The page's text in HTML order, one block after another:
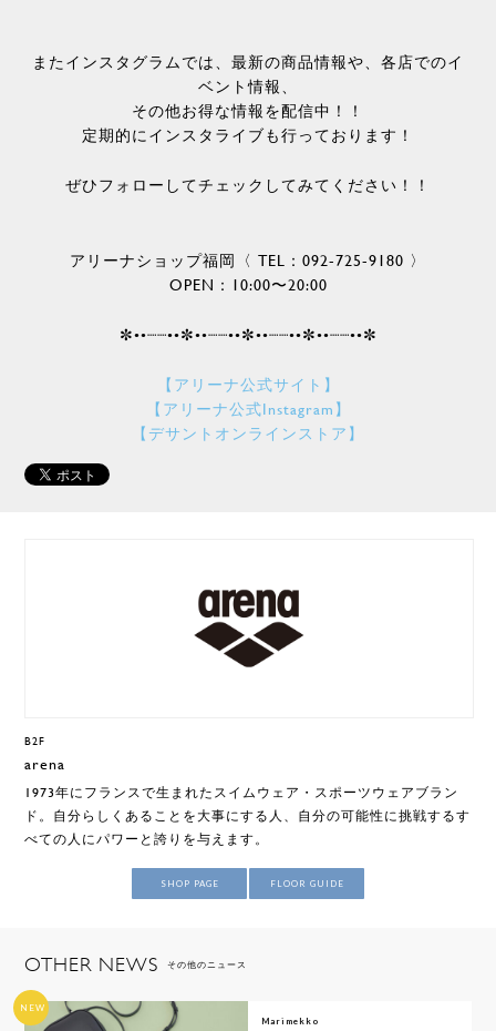
またインスタグラムでは、最新の商品情報や、各店でのイ
ベント情報、
その他お得な情報を配信中！！
定期的にインスタライブも行っております！
ぜひフォローしてチェックしてみてください！！
アリーナショップ福岡〈 TEL：092-725-9180 〉
OPEN：10:00〜20:00
✼••┈┈••✼••┈┈••✼••┈┈••✼••┈┈••✼
【アリーナ公式サイト】
【アリーナ公式Instagram】
【デサントオンラインストア】
B2F
arena
1973年にフランスで生まれたスイムウェア・スポーツウェアブラン
ド。自分らしくあることを大事にする人、自分の可能性に挑戦するす
べての人にパワーと誇りを与えます。
SHOP PAGE FLOOR GUIDE
OTHER NEWS その他のニュース
NEW
Marimekko